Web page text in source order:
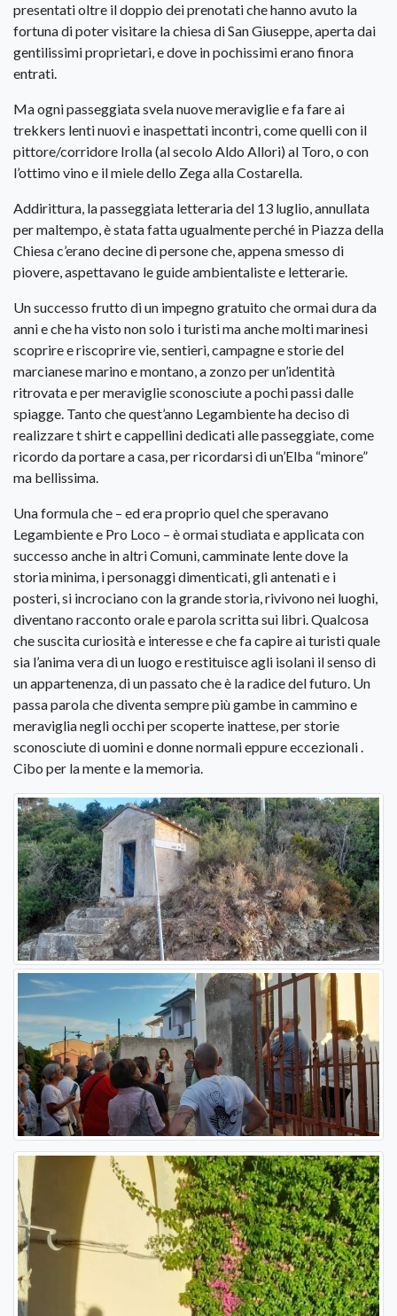
presentati oltre il doppio dei prenotati che hanno avuto la
fortuna di poter visitare la chiesa di San Giuseppe, aperta dai
gentilissimi proprietari, e dove in pochissimi erano finora
entrati.
Ma ogni passeggiata svela nuove meraviglie e fa fare ai
trekkers lenti nuovi e inaspettati incontri, come quelli con il
pittore/corridore Irolla (al secolo Aldo Allori) al Toro, o con
l’ottimo vino e il miele dello Zega alla Costarella.
Addirittura, la passeggiata letteraria del 13 luglio, annullata
per maltempo, è stata fatta ugualmente perché in Piazza della
Chiesa c’erano decine di persone che, appena smesso di
piovere, aspettavano le guide ambientaliste e letterarie.
Un successo frutto di un impegno gratuito che ormai dura da
anni e che ha visto non solo i turisti ma anche molti marinesi
scoprire e riscoprire vie, sentieri, campagne e storie del
marcianese marino e montano, a zonzo per un’identità
ritrovata e per meraviglie sconosciute a pochi passi dalle
spiagge. Tanto che quest’anno Legambiente ha deciso di
realizzare t shirt e cappellini dedicati alle passeggiate, come
ricordo da portare a casa, per ricordarsi di un’Elba “minore”
ma bellissima.
Una formula che – ed era proprio quel che speravano
Legambiente e Pro Loco – è ormai studiata e applicata con
successo anche in altri Comuni, camminate lente dove la
storia minima, i personaggi dimenticati, gli antenati e i
posteri, si incrociano con la grande storia, rivivono nei luoghi,
diventano racconto orale e parola scritta sui libri. Qualcosa
che suscita curiosità e interesse e che fa capire ai turisti quale
sia l’anima vera di un luogo e restituisce agli isolani il senso di
un appartenenza, di un passato che è la radice del futuro. Un
passa parola che diventa sempre più gambe in cammino e
meraviglia negli occhi per scoperte inattese, per storie
sconosciute di uomini e donne normali eppure eccezionali .
Cibo per la mente e la memoria.